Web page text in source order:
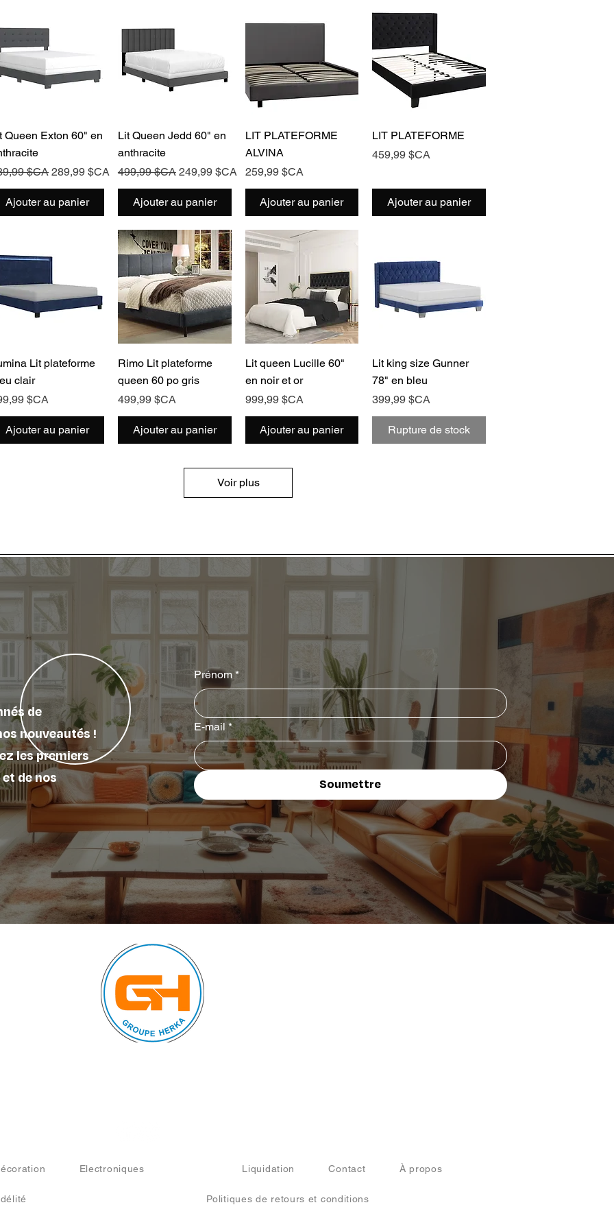
Aperçu rapide
Queen Exton 60" en
original
$CA Prix promotionnel
289,99 $CA
Ajouter au panier
Aperçu rapide
Lit Queen Jedd 60" en
anthracite
Prix original
499,99 $CA Prix promotionnel
249,99 $CA
Ajouter au panier
Aperçu rapide
LIT PLATEFORME
ALVINA
Prix
259,99 $CA
Ajouter au panier
Aperçu rapide
LIT PLATEFORME
Prix
459,99 $CA
Ajouter au panier
Aperçu rapide
Lit plateforme
clair
$CA
Ajouter au panier
Aperçu rapide
Rimo Lit plateforme
queen 60 po gris
Prix
499,99 $CA
Ajouter au panier
Aperçu rapide
Lit queen Lucille 60"
en noir et or
Prix
999,99 $CA
Ajouter au panier
Aperçu rapide
Lit king size Gunner
78" en bleu
Prix
399,99 $CA
Rupture de stock
Voir plus
de
nouveautés !
les premiers
de nos
Prénom *
E-mail *
Soumettre
Electroniques Liquidation Contact À propos
Politiques de retours et conditions